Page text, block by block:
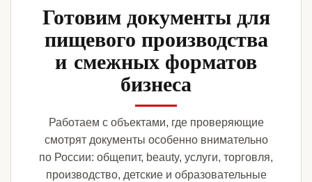
Готовим документы для
пищевого производства
и смежных форматов
бизнеса
Работаем с объектами, где проверяющие
смотрят документы особенно внимательно
по России: общепит, beauty, услуги, торговля,
производство, детские и образовательные